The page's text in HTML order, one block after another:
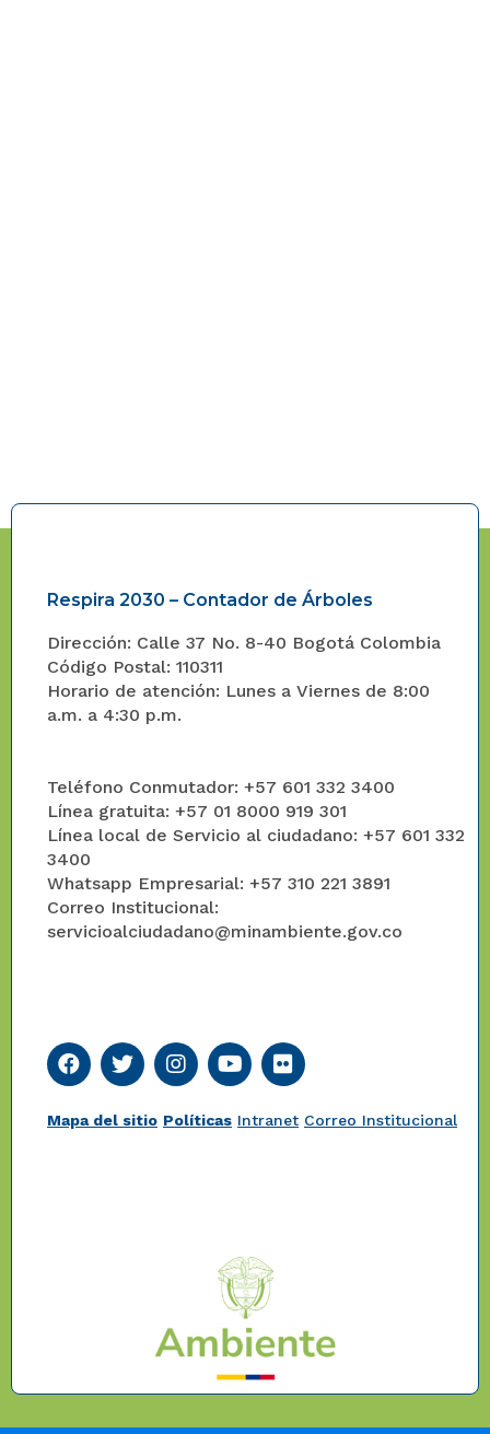
Respira 2030 – Contador de Árboles
Dirección: Calle 37 No. 8-40 Bogotá Colombia
Código Postal: 110311
Horario de atención: Lunes a Viernes de 8:00
a.m. a 4:30 p.m.
Teléfono Conmutador: +57 601 332 3400
Línea gratuita: +57 01 8000 919 301
Línea local de Servicio al ciudadano: +57 601 332
3400
Whatsapp Empresarial: +57 310 221 3891
Correo Institucional:
servicioalciudadano@minambiente.gov.co
Mapa del sitio Políticas Intranet Correo Institucional